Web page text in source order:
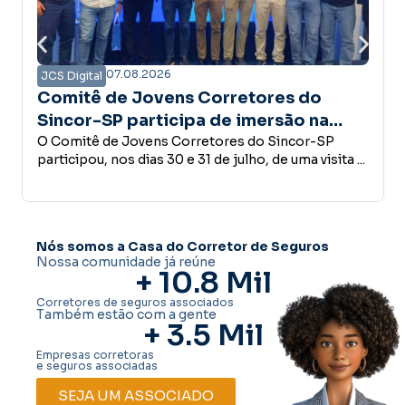
Corretores do
de imersão na
estrutura do Grupo
Corretores do Sincor-SP
30 e 31 de julho, de uma visita ...
Campanha
confiança é a
Empreender,
conceder crédito ou
Nós somos a Casa do Corretor de Seguros
Nossa comunidade já reúne
+ 10.8 Mil
Corretores de seguros associados
Também estão com a gente
+ 3.5 Mil
Empresas corretoras
e seguros associadas
SEJA UM ASSOCIADO